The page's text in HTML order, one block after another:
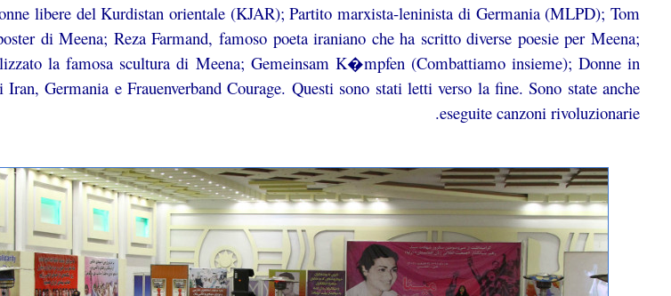
libere del Kurdistan orientale (KJAR); Partito marxista-leninista di Germania (MLPD); Tom
di Meena; Reza Farmand, famoso poeta iraniano che ha scritto diverse poesie per Meena;
la famosa scultura di Meena; Gemeinsam K�mpfen (Combattiamo insieme); Donne in
Germania e Frauenverband Courage. Questi sono stati letti verso la fine. Sono state anche
eseguite canzoni rivoluzionarie.